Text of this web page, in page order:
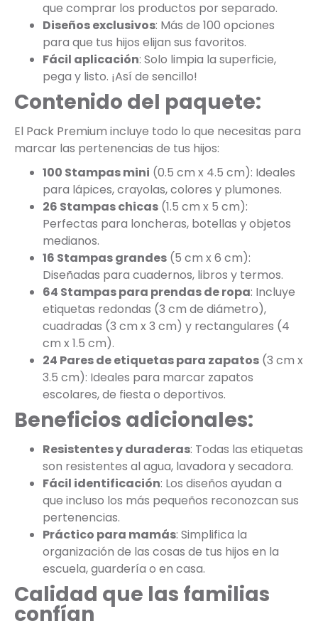
que comprar los productos por separado.
Diseños exclusivos: Más de 100 opciones
para que tus hijos elijan sus favoritos.
Fácil aplicación: Solo limpia la superficie,
pega y listo. ¡Así de sencillo!
Contenido del paquete:
El Pack Premium incluye todo lo que necesitas para
marcar las pertenencias de tus hijos:
100 Stampas mini (0.5 cm x 4.5 cm): Ideales
para lápices, crayolas, colores y plumones.
26 Stampas chicas (1.5 cm x 5 cm):
Perfectas para loncheras, botellas y objetos
medianos.
16 Stampas grandes (5 cm x 6 cm):
Diseñadas para cuadernos, libros y termos.
64 Stampas para prendas de ropa: Incluye
etiquetas redondas (3 cm de diámetro),
cuadradas (3 cm x 3 cm) y rectangulares (4
cm x 1.5 cm).
24 Pares de etiquetas para zapatos (3 cm x
3.5 cm): Ideales para marcar zapatos
escolares, de fiesta o deportivos.
Beneficios adicionales:
Resistentes y duraderas: Todas las etiquetas
son resistentes al agua, lavadora y secadora.
Fácil identificación: Los diseños ayudan a
que incluso los más pequeños reconozcan sus
pertenencias.
Práctico para mamás: Simplifica la
organización de las cosas de tus hijos en la
escuela, guardería o en casa.
Calidad que las familias
confían